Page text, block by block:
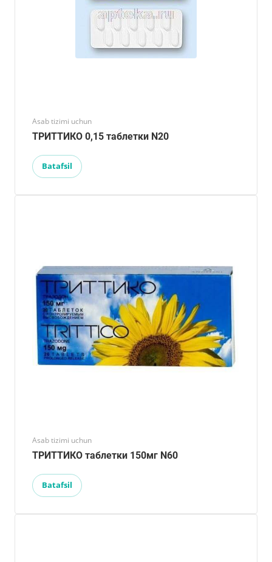
Asab tizimi uchun
ТРИТТИКО 0,15 таблетки N20
Batafsil
Asab tizimi uchun
ТРИТТИКО таблетки 150мг N60
Batafsil